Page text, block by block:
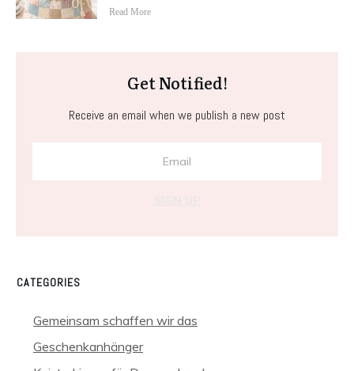
Read More
Get Notified!
Receive an email when we publish a new post
CATEGORIES
Gemeinsam schaffen wir das
Geschenkanhänger